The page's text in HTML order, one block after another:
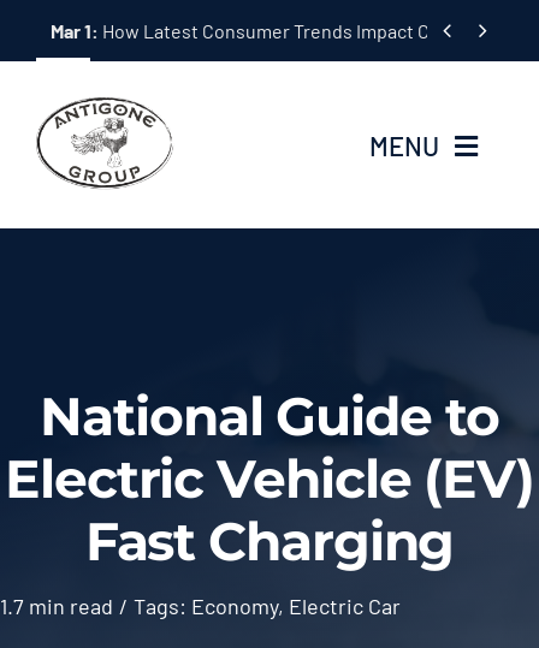
Mar 1: How Latest Consumer Trends Impact Car Buying &
 
MENU
AB Investments
Car Sales
About Us
National Guide to
Electric Vehicle (EV)
Fast Charging
1.7 min read / Tags: Economy, Electric Car